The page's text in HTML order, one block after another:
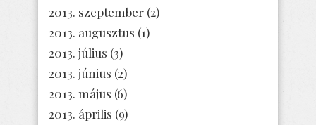
2013. szeptember (2)
2013. augusztus (1)
2013. július (3)
2013. június (2)
2013. május (6)
2013. április (9)